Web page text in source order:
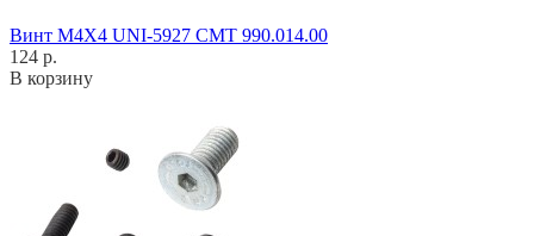
Винт M4X4 UNI-5927 CMT 990.014.00
124 р.
В корзину